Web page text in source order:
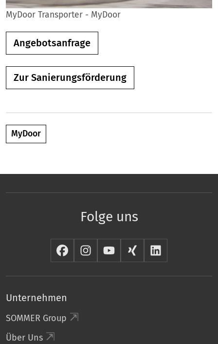
MyDoor Transporter - MyDoor
Angebotsanfrage
Zur Sanierungsförderung
MyDoor
Folge uns
Unternehmen
SOMMER Group
Über Uns